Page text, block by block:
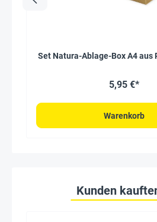
Set Natura-Ablage-Box A4 aus
5,95 €*
Warenkorb
Kunden